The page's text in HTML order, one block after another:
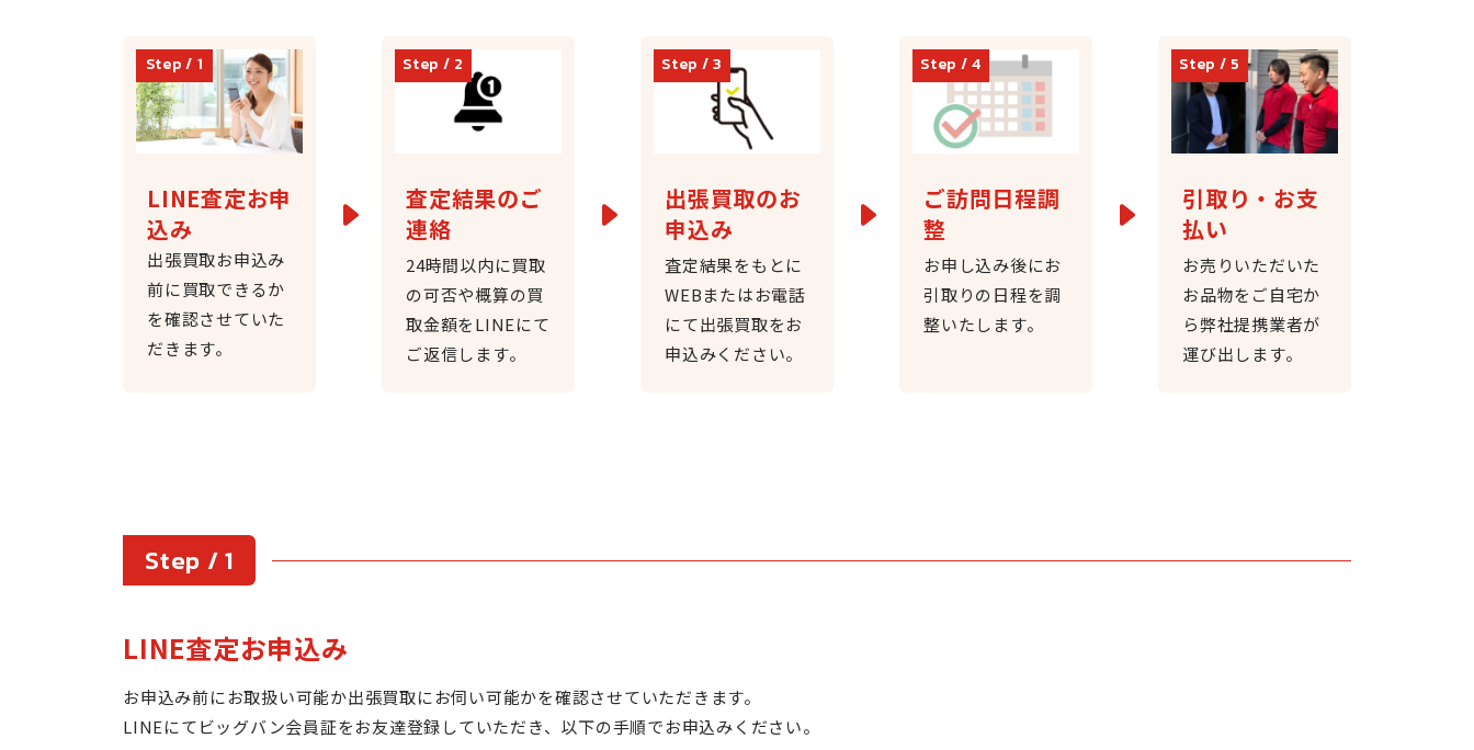
LINE査定お申
込み
出張買取お申込み
前に買取できるか
を確認させていた
だきます。​
査定結果のご
連絡
24時間以内に買取
の可否や概算の買
取金額をLINEにて
ご返信します。
出張買取のお
申込み
査定結果をもとに
WEBまたはお電話
にて出張買取をお
申込みください。
ご訪問日程調
整
お申し込み後にお
引取りの日程を調
整いたします。
引取り・お支
払い
お売りいただいた
お品物をご自宅か
ら弊社提携業者が
運び出します。
Step / 1
LINE査定お申込み
お申込み前にお取扱い可能か出張買取にお伺い可能かを確認させていただきます。
LINEにてビッグバン会員証をお友達登録していただき、以下の手順でお申込みください。